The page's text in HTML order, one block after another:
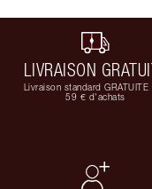
LIVRAISON
Livraison standard GRATUITE
59 € d'achats